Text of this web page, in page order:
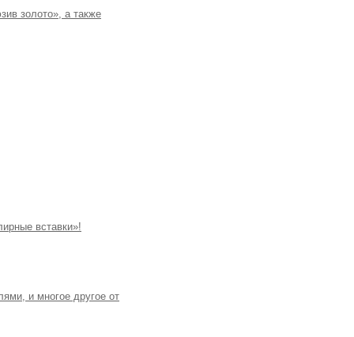
золото», а также
вставки»!
и многое другое от